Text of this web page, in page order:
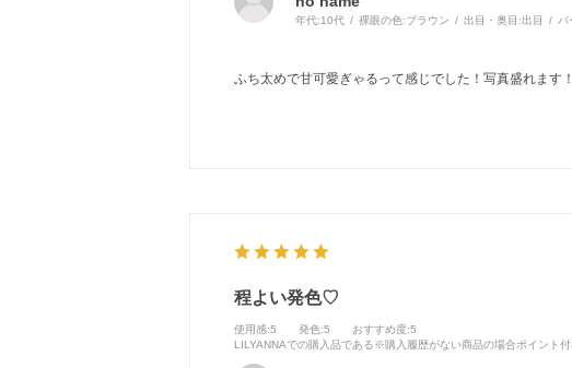
年代:10代 裸眼の色:ブラウン 出目・奥目:出目 パ
ふち太めで甘可愛ぎゃるって感じでした！写真盛れます
程よい発色♡
使用感:5 発色:5 おすすめ度:5
LILYANNAでの購入品である※購入履歴がない商品の場合ポイント付